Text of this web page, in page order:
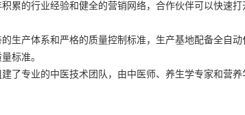
累的行业经验和健全的营销网络，合作伙伴可以快速打
生产体系和严格的质量控制标准，生产基地配备全自
标准。
建了专业的中医技术团队，由中医师、养生学专家和营